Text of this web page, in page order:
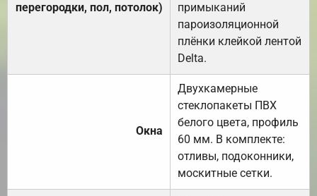
перегородки, пол, потолок)
примыканий
пароизоляционной
плёнки клейкой лентой
Delta.
Окна
Двухкамерные
стеклопакеты ПВХ
белого цвета, профиль
60 мм. В комплекте:
отливы, подоконники,
москитные сетки.